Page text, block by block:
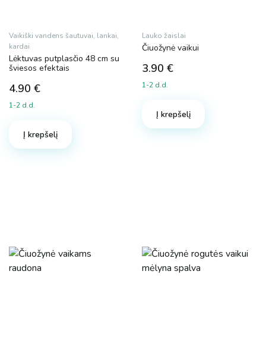
Vaikiški vandens šautuvai, lankai,
kardai
Lėktuvas putplasčio 48 cm su
šviesos efektais
4.90 €
1-2 d.d.
Į krepšelį
Lauko žaislai
Čiuožynė vaikui
3.90 €
1-2 d.d.
Į krepšelį